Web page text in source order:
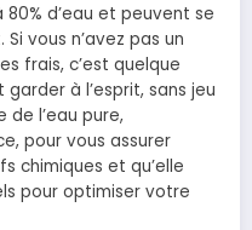
d’eau et peuvent se
vous n’avez pas un
frais, c’est quelque
à l’esprit, sans jeu
de l’eau pure,
pour vous assurer
chimiques et qu’elle
pour optimiser votre